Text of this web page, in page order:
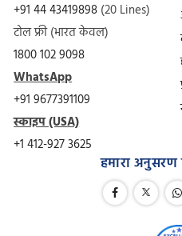
+91 44 43419898 (20 Lines)
टोल फ्री (भारत केवल)
1800 102 9098
WhatsApp
+91 9677391109
स्काइप (USA)
+1 412-927 3625
हमारा